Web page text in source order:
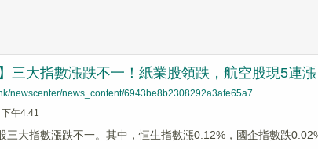
三大指數漲跌不一！紙業股領跌，航空股現5連漲
newscenter/news_content/6943be8b2308292a3afe65a7
午4:41
三大指數漲跌不一。其中，恒生指數漲0.12%，國企指數跌